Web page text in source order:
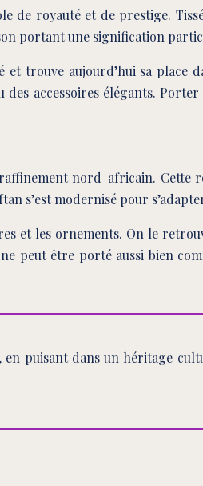
de royauté et de prestige.
portant une signification
trouve aujourd’hui sa place
accessoires élégants.
nord-africain. Cette
modernisé pour
et les ornements. On le
peut être porté aussi bien
en puisant dans un héritage